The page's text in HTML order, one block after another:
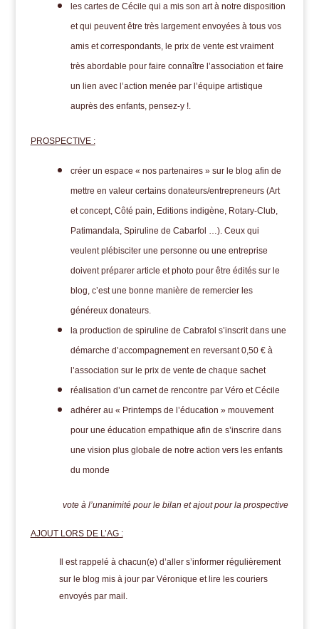
les cartes de Cécile qui a mis son art à notre disposition
et qui peuvent être très largement envoyées à tous vos
amis et correspondants, le prix de vente est vraiment
très abordable pour faire connaître l’association et faire
un lien avec l’action menée par l’équipe artistique
auprès des enfants, pensez-y !.
PROSPECTIVE :
créer un espace « nos partenaires » sur le blog afin de
mettre en valeur certains donateurs/entrepreneurs (Art
et concept, Côté pain, Editions indigène, Rotary-Club,
Patimandala, Spiruline de Cabarfol …). Ceux qui
veulent plébisciter une personne ou une entreprise
doivent préparer article et photo pour être édités sur le
blog, c’est une bonne manière de remercier les
généreux donateurs.
la production de spiruline de Cabrafol s’inscrit dans une
démarche d’accompagnement en reversant 0,50 € à
l’association sur le prix de vente de chaque sachet
réalisation d’un carnet de rencontre par Véro et Cécile
adhérer au « Printemps de l’éducation » mouvement
pour une éducation empathique afin de s’inscrire dans
une vision plus globale de notre action vers les enfants
du monde
vote à l’unanimité pour le bilan et ajout pour la prospective
AJOUT LORS DE L’AG :
Il est rappelé à chacun(e) d’aller s’informer régulièrement
sur le blog mis à jour par Véronique et lire les couriers
envoyés par mail.